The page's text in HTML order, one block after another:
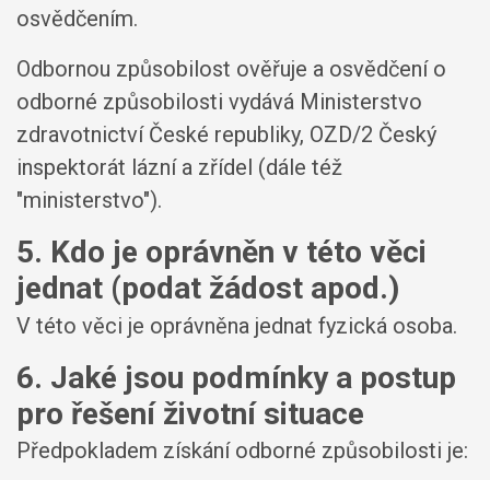
osvědčením.
Odbornou způsobilost ověřuje a osvědčení o
odborné způsobilosti vydává Ministerstvo
zdravotnictví České republiky, OZD/2 Český
inspektorát lázní a zřídel (dále též
"ministerstvo").
5. Kdo je oprávněn v této věci
jednat (podat žádost apod.)
V této věci je oprávněna jednat fyzická osoba.
6. Jaké jsou podmínky a postup
pro řešení životní situace
Předpokladem získání odborné způsobilosti je: